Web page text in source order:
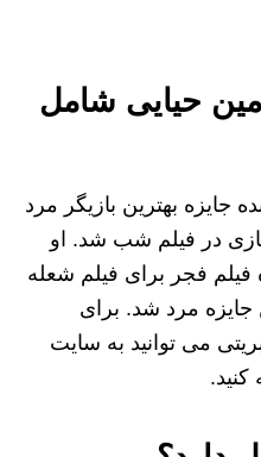
حیایی شامل
در سال 1386 برنده جایزه بهترین بازیگر مرد
در فیلم شب شد. او
فجر برای فیلم شعله
جایزه مرد شد. برای
می توانید به سایت
کنید.